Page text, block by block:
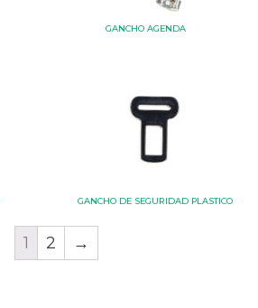
GANCHO AGENDA
GANCHO DE SEGURIDAD PLASTICO
1 2 →